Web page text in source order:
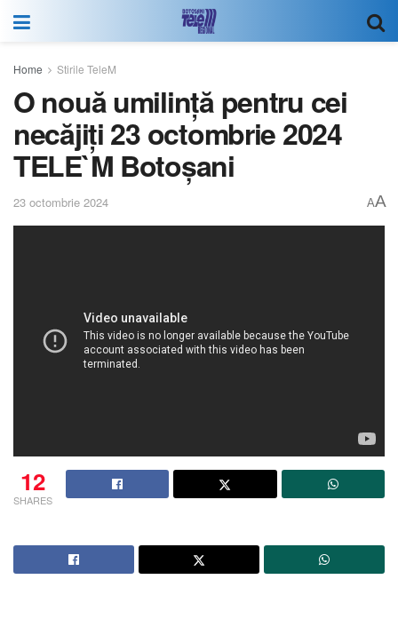
Home Stirile TeleM
O nouă umilință pentru cei
necăjiți 23 octombrie 2024
TELE`M Botoșani
23 octombrie 2024 AA
12
SHARES